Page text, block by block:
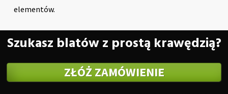
elementów.
Szukasz blatów z prostą krawędzią?
ZŁÓŻ ZAMÓWIENIE